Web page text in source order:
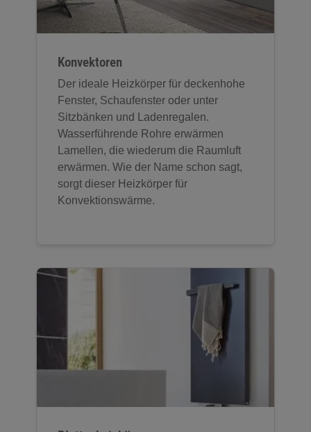
Konvektoren
Der ideale Heizkörper für deckenhohe
Fenster, Schaufenster oder unter
Sitzbänken und Ladenregalen.
Wasserführende Rohre erwärmen
Lamellen, die wiederum die Raumluft
erwärmen. Wie der Name schon sagt,
sorgt dieser Heizkörper für
Konvektionswärme.